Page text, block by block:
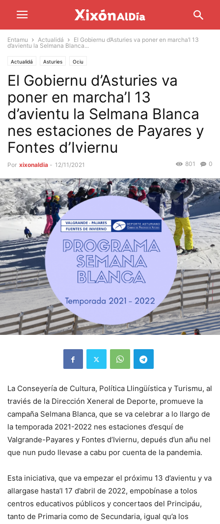
Entamu Actualidá
El Gobiernu d’Asturies va poner en marcha’l 13
d’avientu la Selmana Blanca...
Actualidá Asturies Ociu
El Gobiernu d’Asturies va
poner en marcha’l 13
d’avientu la Selmana Blanca
nes estaciones de Payares y
Fontes d’Iviernu
Por xixonaldia - 12/11/2021 0
801
La Conseyería de Cultura, Política Llingüística y Turismu, al
traviés de la Dirección Xeneral de Deporte, promueve la
campaña Selmana Blanca, que se va celebrar a lo llargo de
la temporada 2021-2022 nes estaciones d’esquí de
Valgrande-Payares y Fontes d’Iviernu, depués d’un añu nel
que nun pudo llevase a cabu por cuenta de la pandemia.
Esta iniciativa, que va empezar el próximu 13 d’avientu y va
allargase hasta’l 17 d’abril de 2022, empobínase a tolos
centros educativos públicos y concertaos del Principáu,
tanto de Primaria como de Secundaria, igual qu’a los